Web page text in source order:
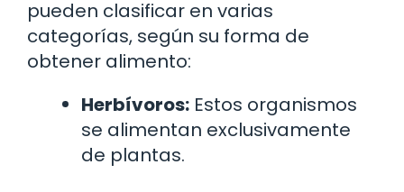
pueden clasificar en varias
categorías, según su forma de
obtener alimento:
Herbívoros: Estos organismos
se alimentan exclusivamente
de plantas.